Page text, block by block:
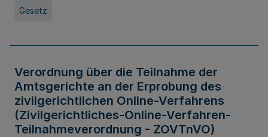
Gesetz
Verordnung über die Teilnahme der
Amtsgerichte an der Erprobung des
zivilgerichtlichen Online-Verfahrens
(Zivilgerichtliches-Online-Verfahren-
Teilnahmeverordnung - ZOVTnVO)